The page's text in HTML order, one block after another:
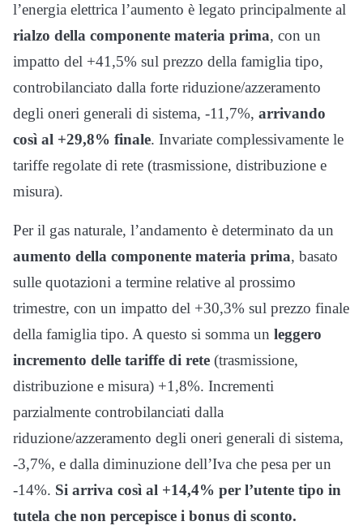
l’energia elettrica l’aumento è legato principalmente al
rialzo della componente materia prima, con un
impatto del +41,5% sul prezzo della famiglia tipo,
controbilanciato dalla forte riduzione/azzeramento
degli oneri generali di sistema, -11,7%, arrivando
così al +29,8% finale. Invariate complessivamente le
tariffe regolate di rete (trasmissione, distribuzione e
misura).
Per il gas naturale, l’andamento è determinato da un
aumento della componente materia prima, basato
sulle quotazioni a termine relative al prossimo
trimestre, con un impatto del +30,3% sul prezzo finale
della famiglia tipo. A questo si somma un leggero
incremento delle tariffe di rete (trasmissione,
distribuzione e misura) +1,8%. Incrementi
parzialmente controbilanciati dalla
riduzione/azzeramento degli oneri generali di sistema,
-3,7%, e dalla diminuzione dell’Iva che pesa per un
-14%. Si arriva così al +14,4% per l’utente tipo in
tutela che non percepisce i bonus di sconto.